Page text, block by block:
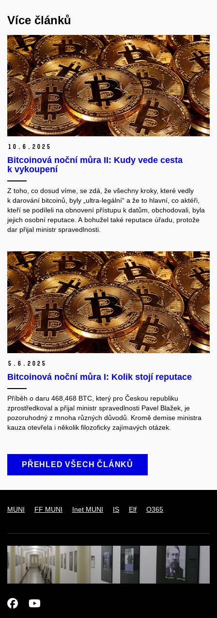
Více článků
10. 6. 2025
Bitcoinová noční můra II: Kudy vede cesta
k vykoupení
Z toho, co dosud víme, se zdá, že všechny kroky, které vedly
k darování bitcoinů, byly „ultra-legální“ a že to hlavní, co aktéři,
kteří se podíleli na obnovení přístupu k datům, obchodovali, byla
jejich osobní reputace. A bohužel také reputace úřadu, protože
dar přijal ministr spravedlnosti.
5. 6. 2025
Bitcoinová noční můra I: Kolik stojí reputace
Příběh o daru 468,468 BTC, který pro Českou republiku
zprostředkoval a přijal ministr spravedlnosti Pavel Blažek, je
pozoruhodný z mnoha různých důvodů. Kromě demise ministra
kauza otevřela i několik filozoficky zajímavých otázek.
PŘEHLED VŠECH ČLÁNKŮ
MUNI FF MUNI Inet MUNI IS Elf O365
Facebook